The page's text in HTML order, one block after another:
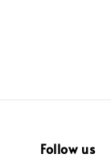
Follow us